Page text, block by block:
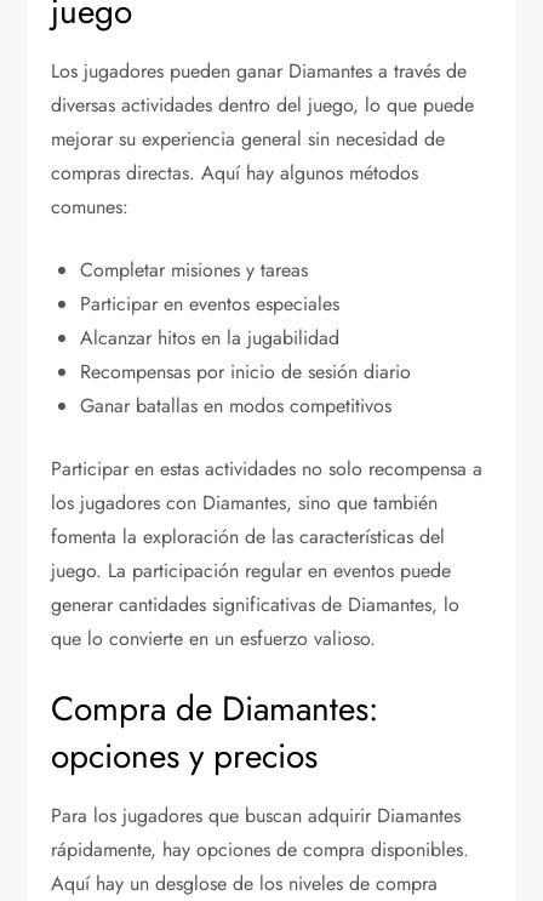
juego
Los jugadores pueden ganar Diamantes a través de
diversas actividades dentro del juego, lo que puede
mejorar su experiencia general sin necesidad de
compras directas. Aquí hay algunos métodos
comunes:
Completar misiones y tareas
Participar en eventos especiales
Alcanzar hitos en la jugabilidad
Recompensas por inicio de sesión diario
Ganar batallas en modos competitivos
Participar en estas actividades no solo recompensa a
los jugadores con Diamantes, sino que también
fomenta la exploración de las características del
juego. La participación regular en eventos puede
generar cantidades significativas de Diamantes, lo
que lo convierte en un esfuerzo valioso.
Compra de Diamantes:
opciones y precios
Para los jugadores que buscan adquirir Diamantes
rápidamente, hay opciones de compra disponibles.
Aquí hay un desglose de los niveles de compra